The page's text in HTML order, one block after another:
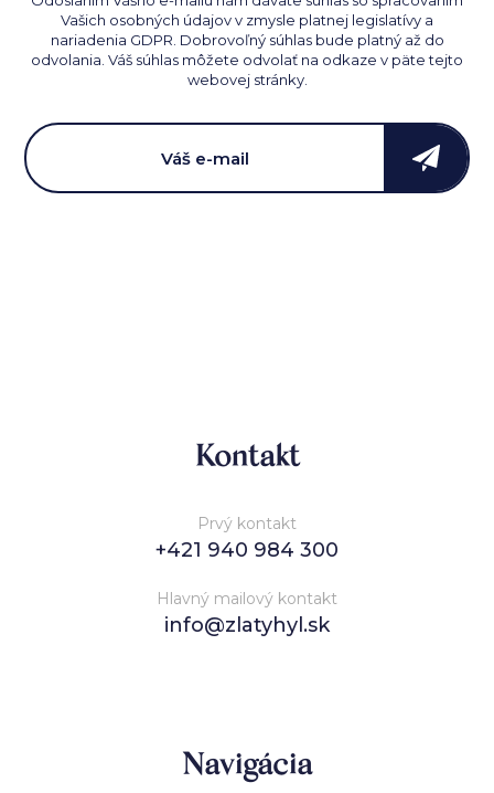
Vašich osobných údajov v zmysle platnej legislatívy a
nariadenia GDPR. Dobrovoľný súhlas bude platný až do
odvolania. Váš súhlas môžete odvolať na odkaze v päte tejto
webovej stránky.
Kontakt
Prvý kontakt
+421 940 984 300
Hlavný mailový kontakt
info@zlatyhyl.sk
Navigácia